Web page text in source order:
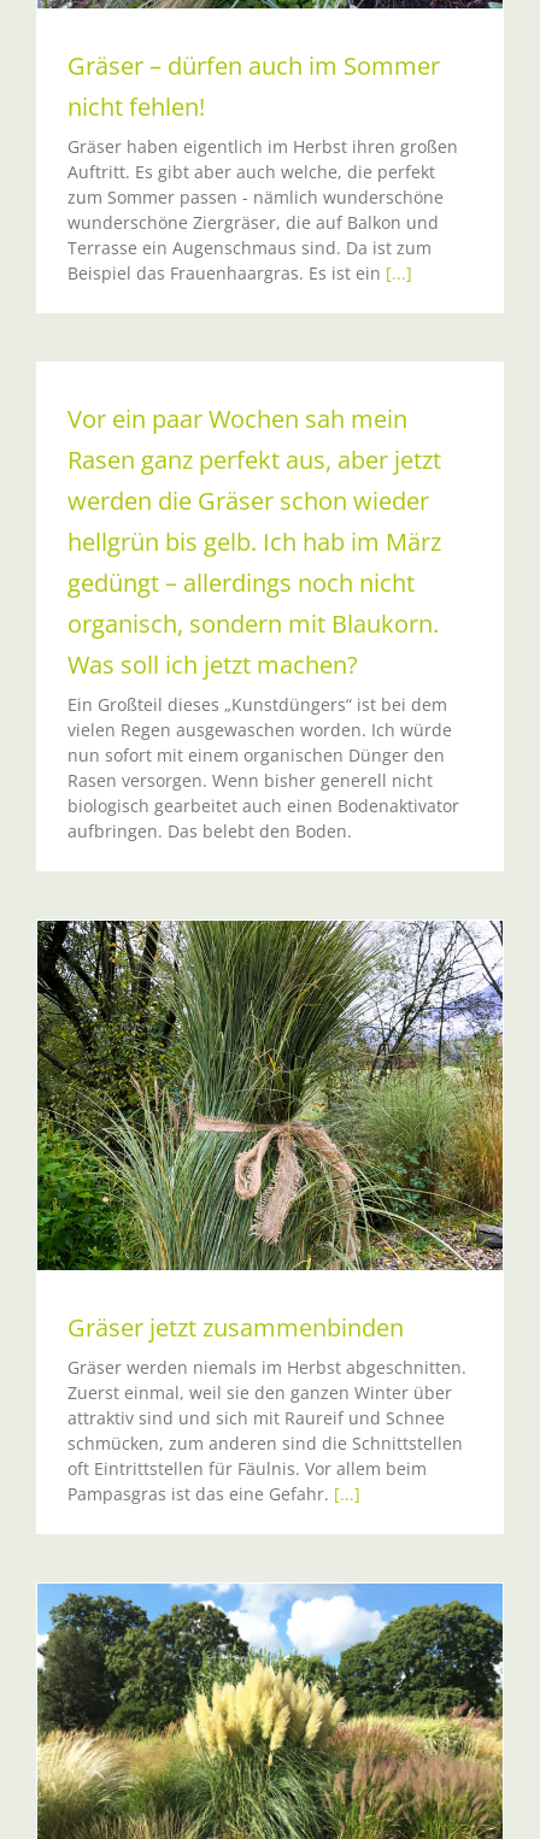
Gräser – dürfen auch im Sommer
nicht fehlen!
Gräser haben eigentlich im Herbst ihren großen
Auftritt. Es gibt aber auch welche, die perfekt
zum Sommer passen - nämlich wunderschöne
wunderschöne Ziergräser, die auf Balkon und
Terrasse ein Augenschmaus sind. Da ist zum
Beispiel das Frauenhaargras. Es ist ein [...]
Vor ein paar Wochen sah mein
Rasen ganz perfekt aus, aber jetzt
werden die Gräser schon wieder
hellgrün bis gelb. Ich hab im März
gedüngt – allerdings noch nicht
organisch, sondern mit Blaukorn.
Was soll ich jetzt machen?
Ein Großteil dieses „Kunstdüngers“ ist bei dem
vielen Regen ausgewaschen worden. Ich würde
nun sofort mit einem organischen Dünger den
Rasen versorgen. Wenn bisher generell nicht
biologisch gearbeitet auch einen Bodenaktivator
aufbringen. Das belebt den Boden.
Gräser jetzt zusammenbinden
Gräser werden niemals im Herbst abgeschnitten.
Zuerst einmal, weil sie den ganzen Winter über
attraktiv sind und sich mit Raureif und Schnee
schmücken, zum anderen sind die Schnittstellen
oft Eintrittstellen für Fäulnis. Vor allem beim
Pampasgras ist das eine Gefahr. [...]